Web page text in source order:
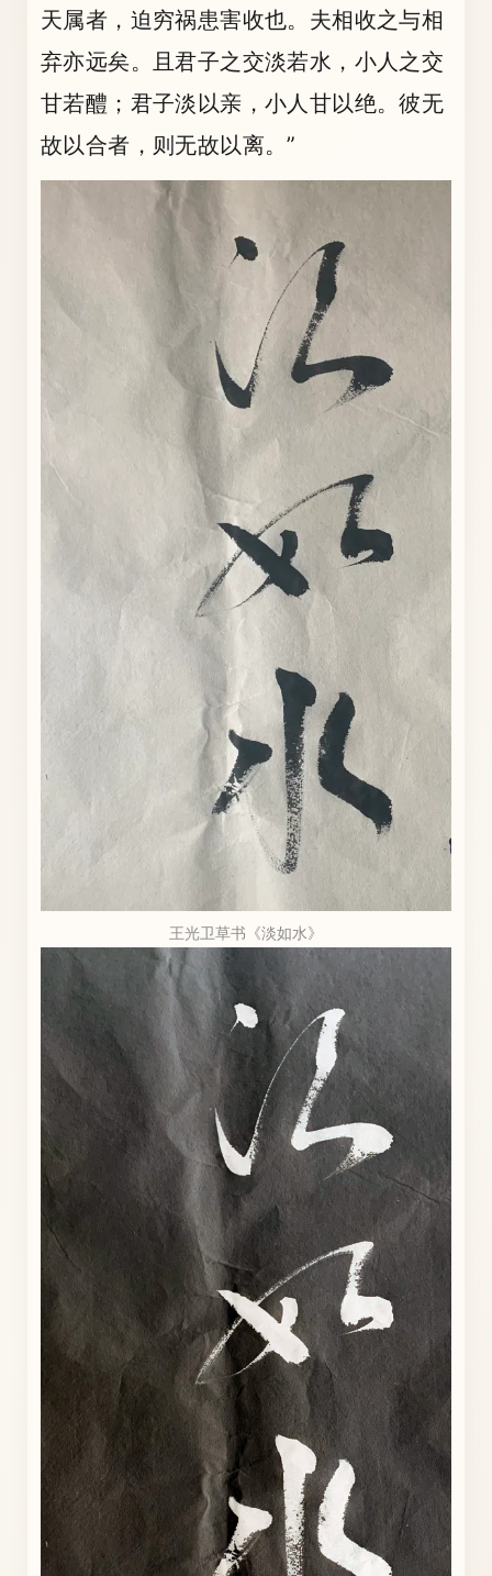
天属者，迫穷祸患害收也。夫相收之与相
弃亦远矣。且君子之交淡若水，小人之交
甘若醴；君子淡以亲，小人甘以绝。彼无
故以合者，则无故以离。”
王光卫草书《淡如水》